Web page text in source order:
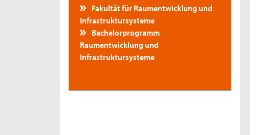
Fakultät für Raumentwicklung und
Infrastruktursysteme
Bachelorprogramm
Raumentwicklung und
Infrastruktursysteme